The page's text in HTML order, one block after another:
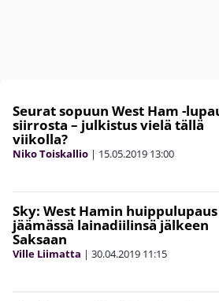
Seurat sopuun West Ham -
siirrosta – julkistus vielä tällä
viikolla?
Niko Toiskallio | 15.05.2019 13:00
Sky: West Hamin huippulupaus
jäämässä lainadiilinsä jälkeen
Saksaan
Ville Liimatta | 30.04.2019 11:15